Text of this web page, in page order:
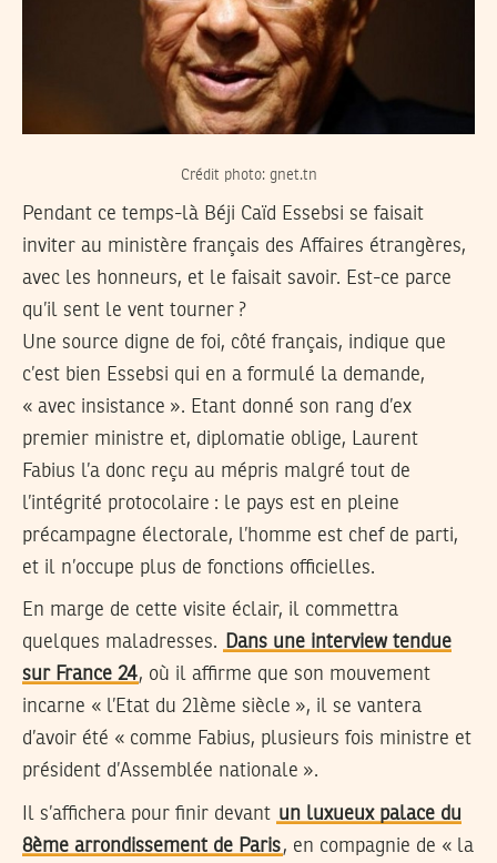
Crédit photo: gnet.tn
Pendant ce temps-là Béji Caïd Essebsi se faisait
inviter au ministère français des Affaires étrangères,
avec les honneurs, et le faisait savoir. Est-ce parce
qu’il sent le vent tourner ?
Une source digne de foi, côté français, indique que
c’est bien Essebsi qui en a formulé la demande,
« avec insistance ». Etant donné son rang d’ex
premier ministre et, diplomatie oblige, Laurent
Fabius l’a donc reçu au mépris malgré tout de
l’intégrité protocolaire : le pays est en pleine
précampagne électorale, l’homme est chef de parti,
et il n’occupe plus de fonctions officielles.
En marge de cette visite éclair, il commettra
quelques maladresses.
Dans une interview tendue
sur France 24, où il affirme que son mouvement
incarne « l’Etat du 21ème siècle », il se vantera
d’avoir été « comme Fabius, plusieurs fois ministre et
président d’Assemblée nationale ».
Il s’affichera pour finir devant un luxueux palace du
8ème arrondissement de Paris, en compagnie de « la